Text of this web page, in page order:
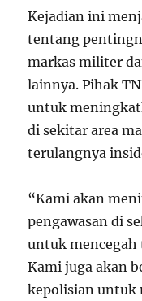
Kejadian ini
tentang
markas militer
lainnya. Pihak
untuk
di sekitar area
terulangnya
“Kami akan
pengawasan di
untuk mencegah
Kami juga akan
kepolisian untuk